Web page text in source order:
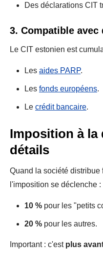
Des déclarations CIT
3. Compatible
Le CIT estonien est
Les aides PARP.
Les fonds européens.
Le crédit bancaire.
Imposition à
détails
Quand la société
l'imposition se déclenche :
10 % pour les "petits
20 % pour les autres.
Important : c'est plus